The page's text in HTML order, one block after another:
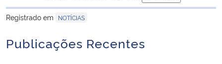
Ministério do Meio Ambiente
Ministério do Turismo
para área de
Registrado em
NOTÍCIAS
Publicações Recentes